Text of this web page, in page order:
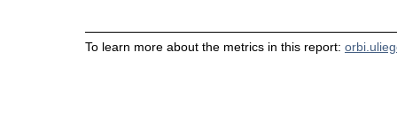
To learn more about the metrics in this report: